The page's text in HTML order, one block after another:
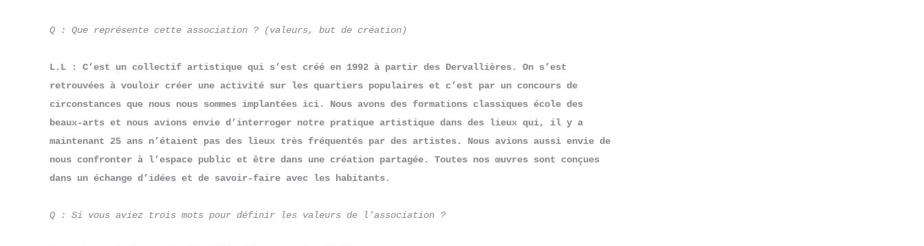
Q : Que représente cette association ? (valeurs, but de création)
L.L : C’est un collectif artistique qui s’est créé en 1992 à partir des Dervallières. On s’est
retrouvées à vouloir créer une activité sur les quartiers populaires et c’est par un concours de
circonstances que nous nous sommes implantées ici. Nous avons des formations classiques école des
beaux-arts et nous avions envie d’interroger notre pratique artistique dans des lieux qui, il y a
maintenant 25 ans n’étaient pas des lieux très fréquentés par des artistes. Nous avions aussi envie de
nous confronter à l’espace public et être dans une création partagée. Toutes nos œuvres sont conçues
dans un échange d’idées et de savoir-faire avec les habitants.
Q : Si vous aviez trois mots pour définir les valeurs de l’association ?